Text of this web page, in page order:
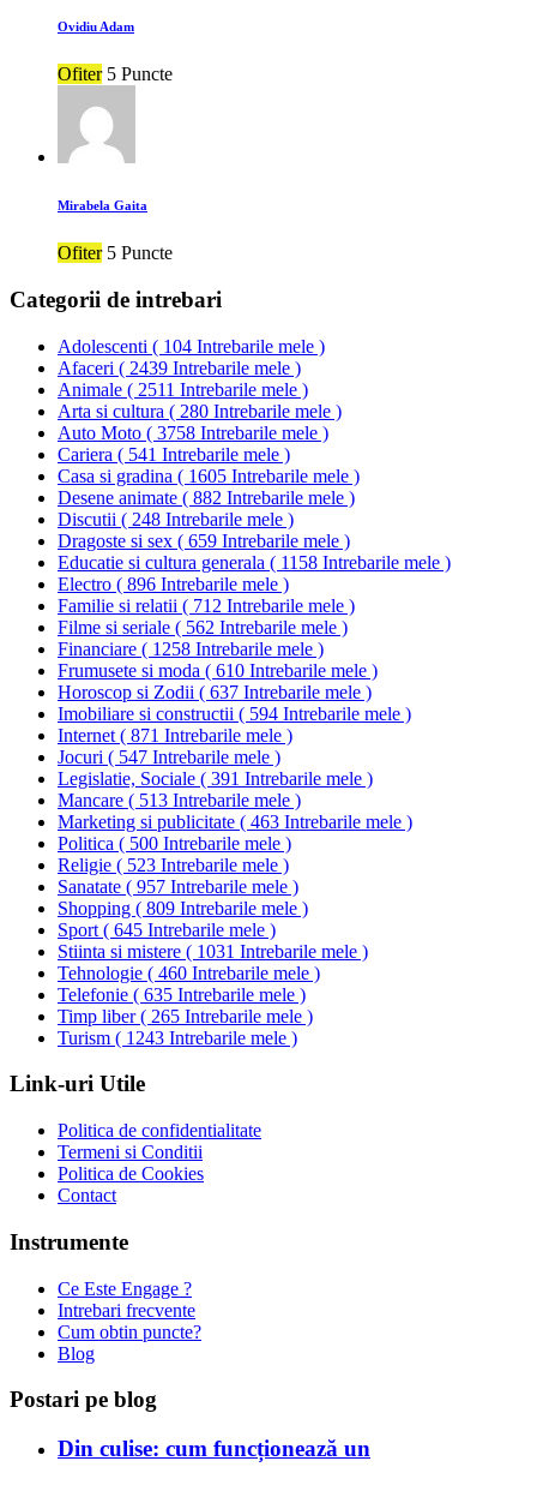
Ovidiu Adam
Ofiter 5 Puncte
Mirabela Gaita
Ofiter 5 Puncte
Categorii de intrebari
Adolescenti ( 104 Intrebarile mele )
Afaceri ( 2439 Intrebarile mele )
Animale ( 2511 Intrebarile mele )
Arta si cultura ( 280 Intrebarile mele )
Auto Moto ( 3758 Intrebarile mele )
Cariera ( 541 Intrebarile mele )
Casa si gradina ( 1605 Intrebarile mele )
Desene animate ( 882 Intrebarile mele )
Discutii ( 248 Intrebarile mele )
Dragoste si sex ( 659 Intrebarile mele )
Educatie si cultura generala ( 1158 Intrebarile mele )
Electro ( 896 Intrebarile mele )
Familie si relatii ( 712 Intrebarile mele )
Filme si seriale ( 562 Intrebarile mele )
Financiare ( 1258 Intrebarile mele )
Frumusete si moda ( 610 Intrebarile mele )
Horoscop si Zodii ( 637 Intrebarile mele )
Imobiliare si constructii ( 594 Intrebarile mele )
Internet ( 871 Intrebarile mele )
Jocuri ( 547 Intrebarile mele )
Legislatie, Sociale ( 391 Intrebarile mele )
Mancare ( 513 Intrebarile mele )
Marketing si publicitate ( 463 Intrebarile mele )
Politica ( 500 Intrebarile mele )
Religie ( 523 Intrebarile mele )
Sanatate ( 957 Intrebarile mele )
Shopping ( 809 Intrebarile mele )
Sport ( 645 Intrebarile mele )
Stiinta si mistere ( 1031 Intrebarile mele )
Tehnologie ( 460 Intrebarile mele )
Telefonie ( 635 Intrebarile mele )
Timp liber( 265 Intrebarile mele )
Turism ( 1243 Intrebarile mele )
Link-uri Utile
Politica de confidentialitate
Termeni si Conditii
Politica de Cookies
Contact
Instrumente
Ce Este Engage ?
Intrebari frecvente
Cum obtin puncte?
Blog
Postari pe blog
Din culise: cum funcționează un